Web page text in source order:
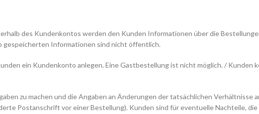
des Kundenkontos werden den Kunden Informationen über die
Informationen sind nicht öffentlich.
ein Kundenkonto anlegen. Eine Gastbestellung ist nicht möglich. / Kunden
zu machen und die Angaben an Änderungen der tatsächlichen Verhältnisse
Postanschrift vor einer Bestellung). Kunden sind für eventuelle Nachteile,